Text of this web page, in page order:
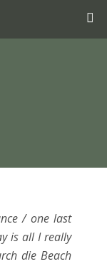
/ one last
is all I really
die Beach